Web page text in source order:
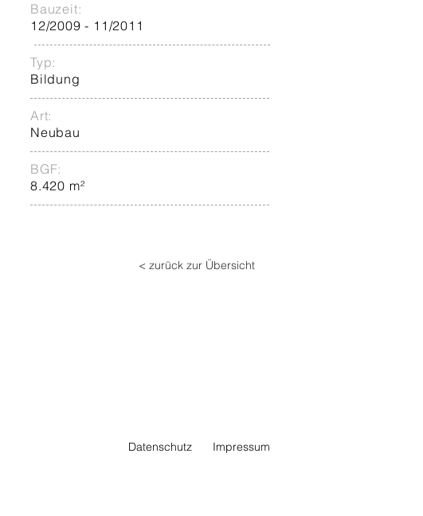
Bauzeit:
12/2009 - 11/2011
Typ:
Bildung
Art:
Neubau
BGF:
8.420 m²
< zurück zur Übersicht
Datenschutz Impressum